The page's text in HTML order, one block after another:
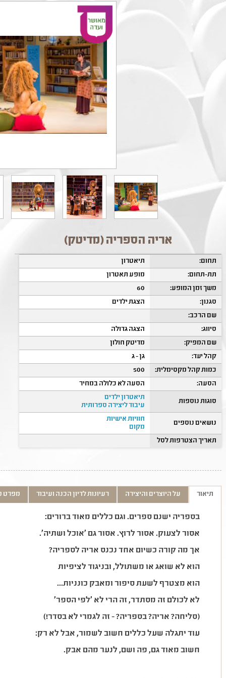
אריה הספריה (מדיטק)
תחום:
תיאטרון
תת-תחום:
מופע תאטרון
משך זמן המופע:
60
סגנון:
הצגת ילדים
שם הרכב:
סיווג:
הצגה גדולה
שם המפיק:
מדיטק חולון
קהל יעד:
גן - ג
כמות קהל מקסימלית:
500
הסעה:
הסעה לא כלולה במחיר
סוגות נוספות
תיאטרון ילדים
עיבוד ליצירה ספרותית
נושאים נוספים
חוויות אישיות
מקום
תאריך הצטרפות לסל
תיאור על היוצרים והיצירה רעיונות לדיון הכנה ועיבוד מפרט
בספריה ישנם ספרים. וגם כללים מאוד ברורים:
אסור לצעוק. אסור לרוץ. אסור גם 'אוכל ושתיה'.
אך מה קורה כשיום אחד נכנס אריה לספריה?
הוא לא שואג או משתולל, ובניגוד לציפיות
הוא מצטרף לשעת סיפור ומאבק כונניות...
לא לכולם זה מסתדר, זה הרי לא 'לפי הספר'
(סליחה? אריה? בספריה? - זה לגמרי לא בסדר!)
עוד יתגלה שעל כללים חשוב לשמור, אבל לא רק:
חשוב מאוד גם, פה ושם, לנער מהם אבק.